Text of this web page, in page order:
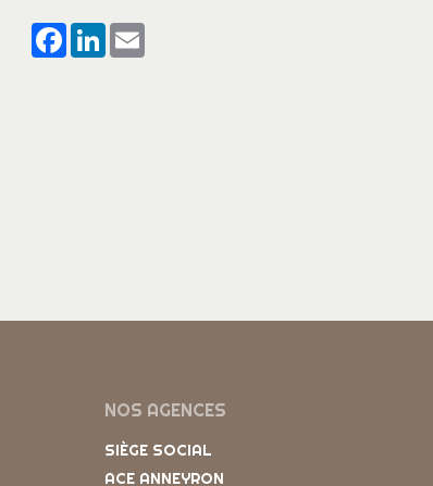
Facebook
LinkedInEmail
NOS AGENCES
SIÈGE SOCIAL
ACE ANNEYRON